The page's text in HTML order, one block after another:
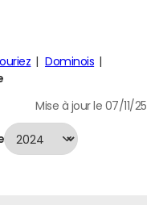
Dominois
Mise à jour le 07/11/25